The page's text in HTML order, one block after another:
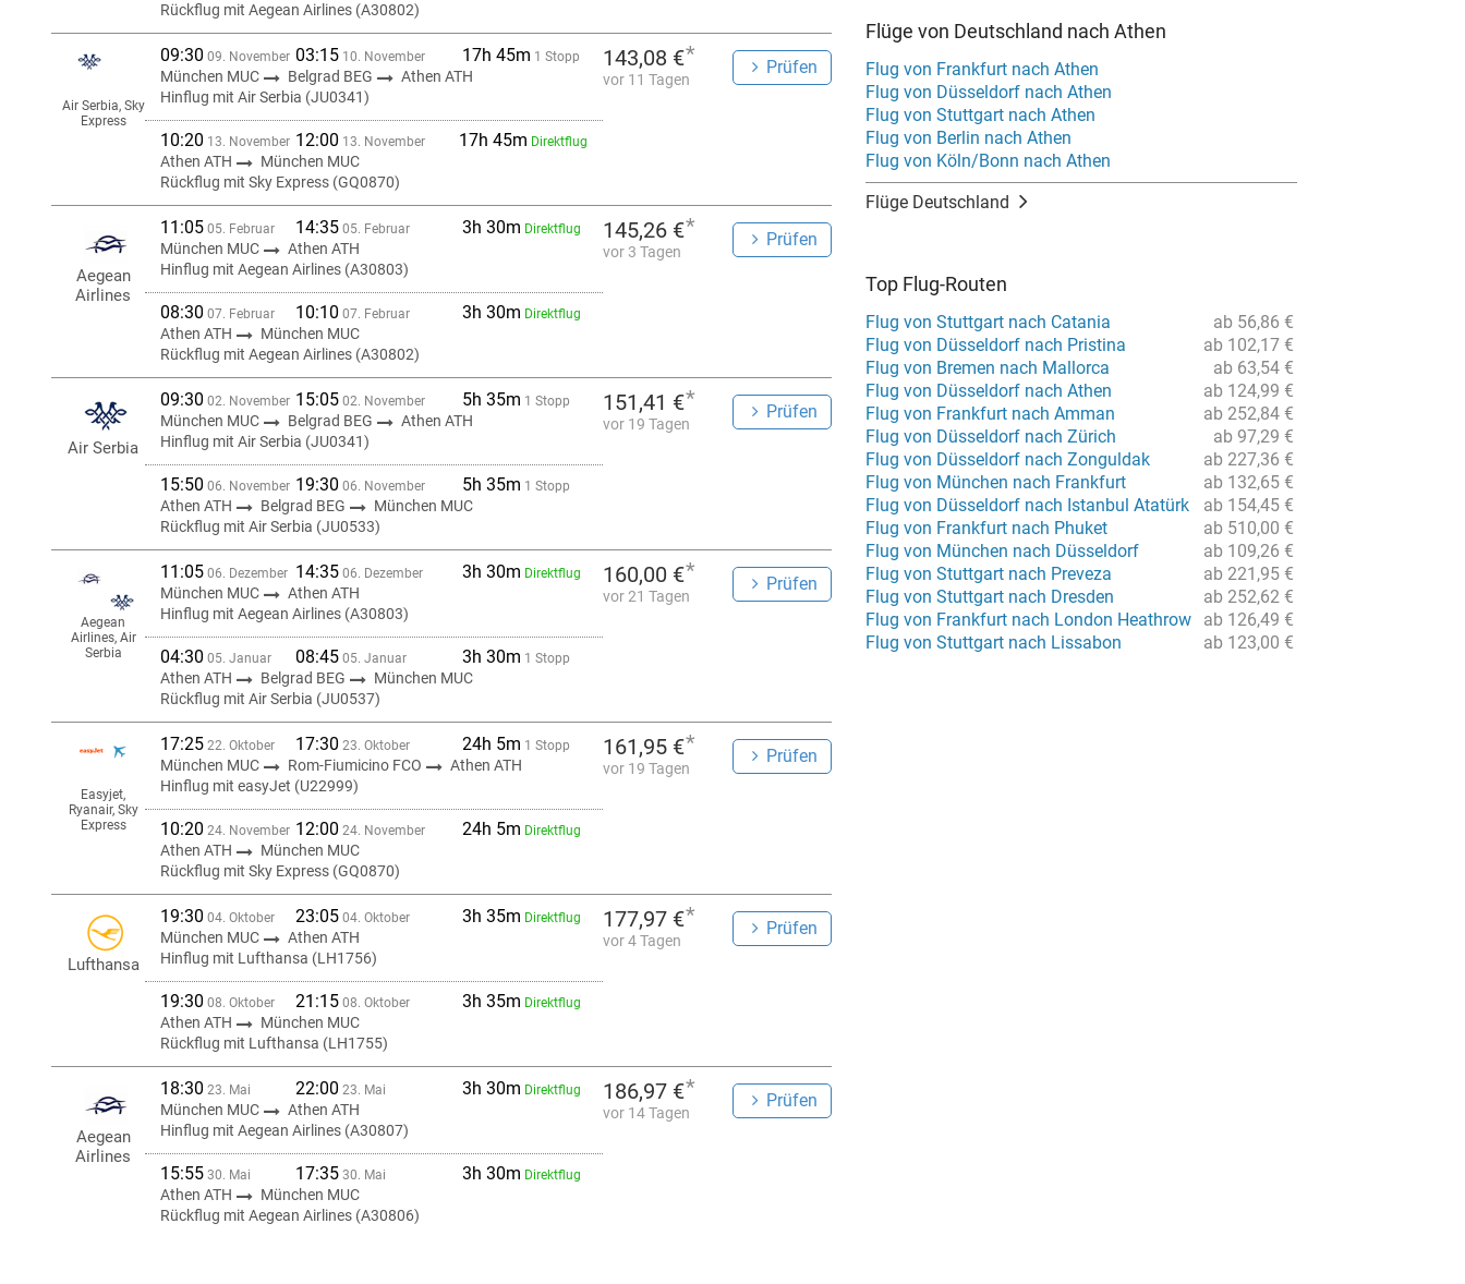
Rückflug mit Aegean Airlines (A30802)
09:30 09. November 03:15 10. November 17h 45m 1 Stopp
München MUC Belgrad BEG
Athen ATH
Hinflug mit Air Serbia (JU0341)
10:20 13. November 12:00 13. November 17h 45m Direktflug
Athen ATH
München MUC
Rückflug mit Sky Express (GQ0870)
Air Serbia, Sky
Express
143,08 €*
vor 11 Tagen
Prüfen
11:05 05. Februar 14:35 05. Februar 3h 30m Direktflug
München MUC
Athen ATH
Hinflug mit Aegean Airlines (A30803)
08:30 07. Februar 10:10 07. Februar 3h 30m Direktflug
Athen ATH
München MUC
Rückflug mit Aegean Airlines (A30802)
Aegean
Airlines
145,26 €*
vor 3 Tagen
Prüfen
09:30 02. November 15:05 02. November 5h 35m 1 Stopp
München MUC Belgrad BEG
Athen ATH
Hinflug mit Air Serbia (JU0341)
15:50 06. November 19:30 06. November 5h 35m 1 Stopp
Athen ATH Belgrad BEG
München MUC
Rückflug mit Air Serbia (JU0533)
Air Serbia
151,41 €*
vor 19 Tagen
Prüfen
11:05 06. Dezember 14:35 06. Dezember 3h 30m Direktflug
München MUC
Athen ATH
Hinflug mit Aegean Airlines (A30803)
04:30 05. Januar 08:45 05. Januar 3h 30m 1 Stopp
Athen ATH Belgrad BEG
München MUC
Rückflug mit Air Serbia (JU0537)
Aegean
Airlines, Air
Serbia
160,00 €*
vor 21 Tagen
Prüfen
17:25 22. Oktober 17:30 23. Oktober 24h 5m 1 Stopp
München MUC Rom-Fiumicino FCO
Athen ATH
Hinflug mit easyJet (U22999)
10:20 24. November 12:00 24. November 24h 5m Direktflug
Athen ATH
München MUC
Rückflug mit Sky Express (GQ0870)
Easyjet,
Ryanair, Sky
Express
161,95 €*
vor 19 Tagen
Prüfen
19:30 04. Oktober 23:05 04. Oktober 3h 35m Direktflug
München MUC
Athen ATH
Hinflug mit Lufthansa (LH1756)
19:30 08. Oktober 21:15 08. Oktober 3h 35m Direktflug
Athen ATH
München MUC
Rückflug mit Lufthansa (LH1755)
Lufthansa
177,97 €*
vor 4 Tagen
Prüfen
18:30 23. Mai 22:00 23. Mai 3h 30m Direktflug
München MUC
Athen ATH
Hinflug mit Aegean Airlines (A30807)
15:55 30. Mai 17:35 30. Mai 3h 30m Direktflug
Athen ATH
München MUC
Rückflug mit Aegean Airlines (A30806)
Aegean
Airlines
186,97 €*
vor 14 Tagen
Prüfen
Flüge von Deutschland nach Athen
Flug von Frankfurt nach Athen
Flug von Düsseldorf nach Athen
Flug von Stuttgart nach Athen
Flug von Berlin nach Athen
Flug von Köln/Bonn nach Athen
Flüge Deutschland
Top Flug-Routen
ab 56,86 €
Flug von Stuttgart nach Catania
ab 102,17 €
Flug von Düsseldorf nach Pristina
ab 63,54 €
Flug von Bremen nach Mallorca
ab 124,99 €
Flug von Düsseldorf nach Athen
ab 252,84 €
Flug von Frankfurt nach Amman
ab 97,29 €
Flug von Düsseldorf nach Zürich
ab 227,36 €
Flug von Düsseldorf nach Zonguldak
ab 132,65 €
Flug von München nach Frankfurt
ab 154,45 €
Flug von Düsseldorf nach Istanbul Atatürk
ab 510,00 €
Flug von Frankfurt nach Phuket
ab 109,26 €
Flug von München nach Düsseldorf
ab 221,95 €
Flug von Stuttgart nach Preveza
ab 252,62 €
Flug von Stuttgart nach Dresden
ab 126,49 €
Flug von Frankfurt nach London Heathrow
ab 123,00 €
Flug von Stuttgart nach Lissabon